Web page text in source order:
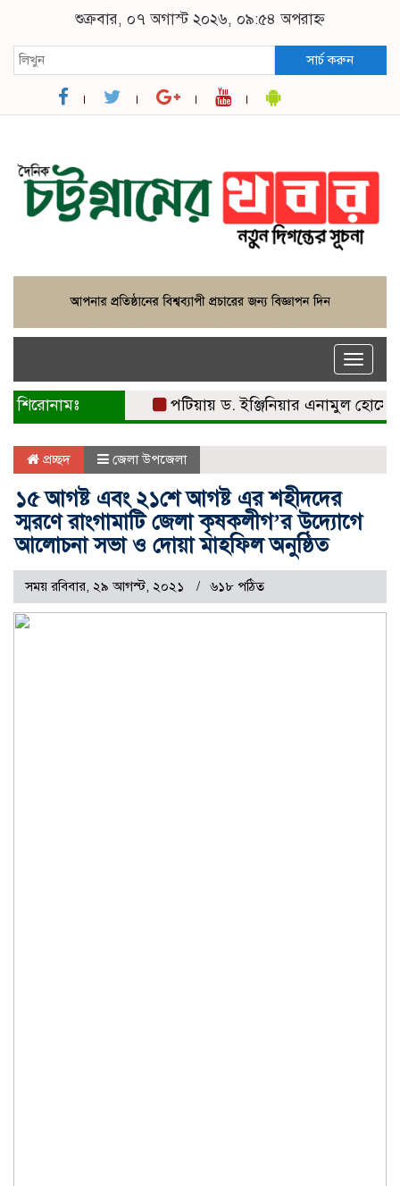
শুক্রবার, ০৭ অগাস্ট ২০২৬, ০৯:৫৪ অপরাহ্ন
সার্চ করুন
Toggle
শিরোনামঃ পটিয়ায় ড. ইঞ্জিনিয়ার এনামুল হোসেনকে
প্রচ্ছদ জেলা উপজেলা
১৫ আগষ্ট এবং ২১শে আগষ্ট এর শহীদদের
স্মরণে রাংগামাটি জেলা কৃষকলীগ’র উদ্যোগে
আলোচনা সভা ও দোয়া মাহফিল অনুষ্ঠিত
সময় রবিবার, ২৯ আগস্ট, ২০২১ ৬১৮ পঠিত